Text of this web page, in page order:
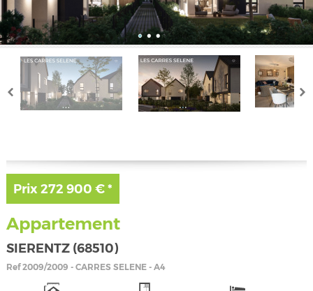
Prix272 900 €*
Appartement
SIERENTZ (68510)
Ref2009/2009 - CARRES SELENE - A4